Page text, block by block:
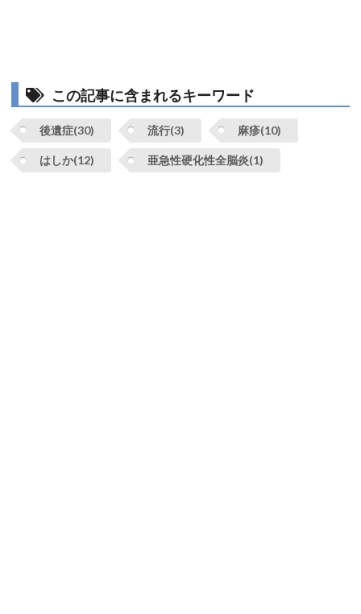
この記事に含まれるキーワード
後遺症(30) 流行(3) 麻疹(10)
はしか(12) 亜急性硬化性全脳炎(1)